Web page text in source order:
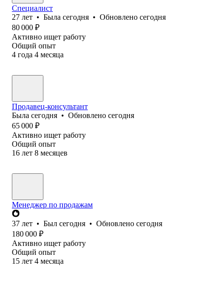
Специалист
27 лет • Была сегодня • Обновлено сегодня
80 000 ₽
Активно ищет работу
Общий опыт
4 года 4 месяца
Продавец-консультант
Была сегодня • Обновлено сегодня
65 000 ₽
Активно ищет работу
Общий опыт
16 лет 8 месяцев
Менеджер по продажам
37 лет • Был сегодня • Обновлено сегодня
180 000 ₽
Активно ищет работу
Общий опыт
15 лет 4 месяца